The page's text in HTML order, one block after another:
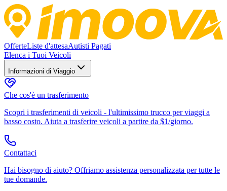
OfferteListe d'attesaAutisti Pagati
Elenca i Tuoi Veicoli
Informazioni di Viaggio
Che cos'è un trasferimento
Scopri i trasferimenti di veicoli - l'ultimissimo trucco per viaggi a
basso costo. Aiuta a trasferire veicoli a partire da $1/giorno.
Contattaci
Hai bisogno di aiuto? Offriamo assistenza personalizzata per tutte le
tue domande.